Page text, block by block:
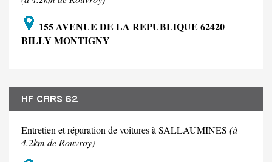
155 AVENUE DE LA REPUBLIQUE 62420
BILLY MONTIGNY
HF CARS 62
Entretien et réparation de voitures à SALLAUMINES (à
4.2km de Rouvroy)